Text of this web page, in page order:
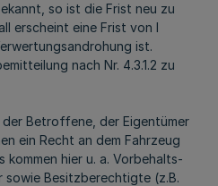
so ist die Frist neu zu
erscheint eine Frist von l
ist.
nach Nr. 4.3.1.2 zu
Betroffene, der Eigentümer
ein Recht an dem Fahrzeug
hier u. a. Vorbehalts-
sowie Besitzberechtigte (z.B.